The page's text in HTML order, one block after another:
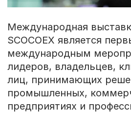
Международная
SCOCOEX является
международным
лидеров, владельцев,
лиц, принимающих
промышленных,
предприятиях и